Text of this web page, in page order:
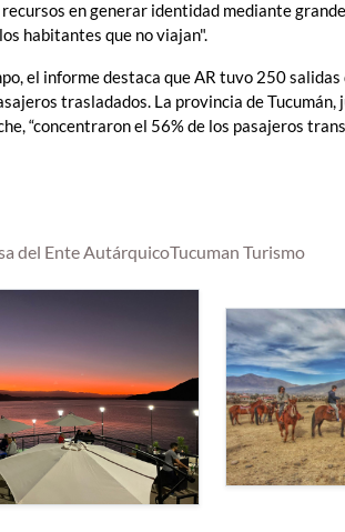
en generar identidad mediante
habitantes que no viajan".
el informe destaca que AR tuvo 250
trasladados. La provincia de
“concentraron el 56% de los pasajeros
del Ente AutárquicoTucuman Turismo